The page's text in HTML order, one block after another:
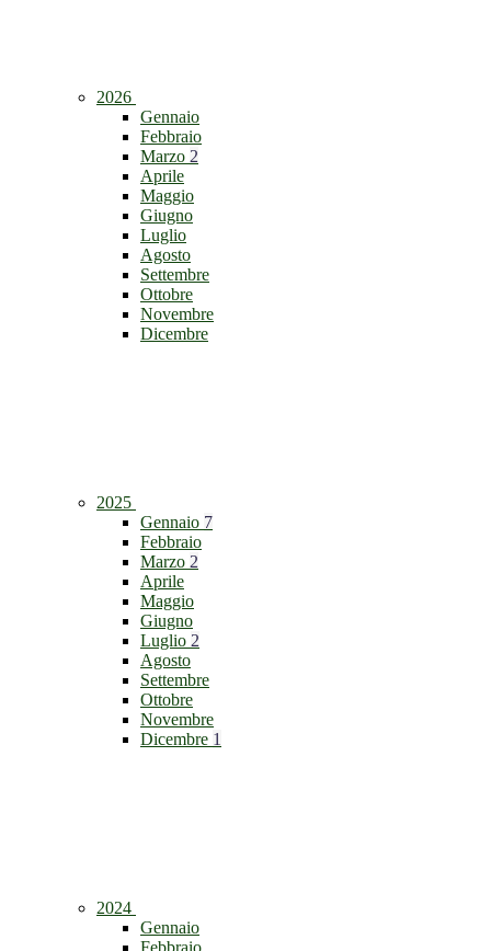
2026
Gennaio
Febbraio
Marzo 2
Aprile
Maggio
Giugno
Luglio
Agosto
Settembre
Ottobre
Novembre
Dicembre
2025
Gennaio 7
Febbraio
Marzo 2
Aprile
Maggio
Giugno
Luglio 2
Agosto
Settembre
Ottobre
Novembre
Dicembre 1
2024
Gennaio